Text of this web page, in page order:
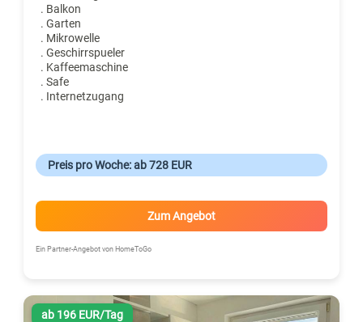
. Balkon
. Garten
. Mikrowelle
. Geschirrspueler
. Kaffeemaschine
. Safe
. Internetzugang
Preis pro Woche: ab 728 EUR
Zum Angebot
Ein Partner-Angebot von HomeToGo
ab 196 EUR/Tag